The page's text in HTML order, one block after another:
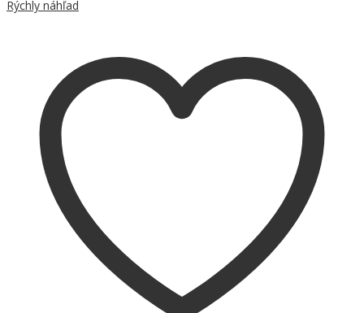
Rýchly náhľad